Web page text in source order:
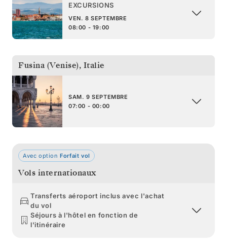
EXCURSIONS
VEN. 8 SEPTEMBRE
08:00 - 19:00
Fusina (Venise), Italie
SAM. 9 SEPTEMBRE
07:00 - 00:00
Avec option Forfait vol
Vols internationaux
Transferts aéroport inclus avec l'achat
du vol
Séjours à l'hôtel en fonction de
l'itinéraire